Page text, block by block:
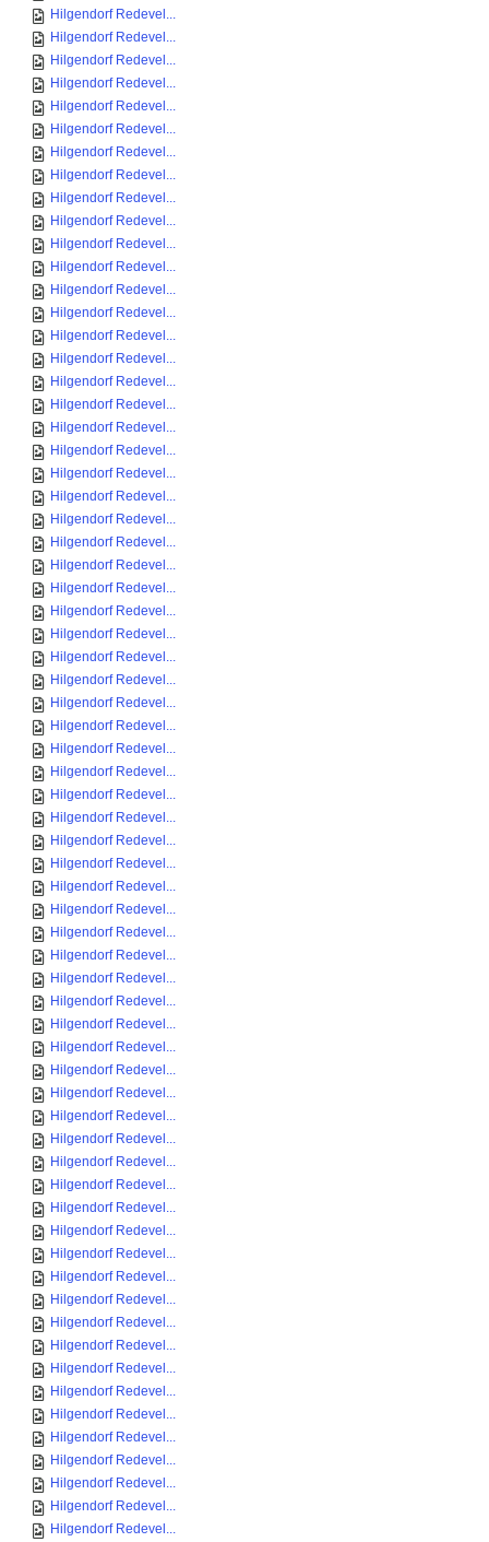
Hilgendorf Redevel...
Hilgendorf Redevel...
Hilgendorf Redevel...
Hilgendorf Redevel...
Hilgendorf Redevel...
Hilgendorf Redevel...
Hilgendorf Redevel...
Hilgendorf Redevel...
Hilgendorf Redevel...
Hilgendorf Redevel...
Hilgendorf Redevel...
Hilgendorf Redevel...
Hilgendorf Redevel...
Hilgendorf Redevel...
Hilgendorf Redevel...
Hilgendorf Redevel...
Hilgendorf Redevel...
Hilgendorf Redevel...
Hilgendorf Redevel...
Hilgendorf Redevel...
Hilgendorf Redevel...
Hilgendorf Redevel...
Hilgendorf Redevel...
Hilgendorf Redevel...
Hilgendorf Redevel...
Hilgendorf Redevel...
Hilgendorf Redevel...
Hilgendorf Redevel...
Hilgendorf Redevel...
Hilgendorf Redevel...
Hilgendorf Redevel...
Hilgendorf Redevel...
Hilgendorf Redevel...
Hilgendorf Redevel...
Hilgendorf Redevel...
Hilgendorf Redevel...
Hilgendorf Redevel...
Hilgendorf Redevel...
Hilgendorf Redevel...
Hilgendorf Redevel...
Hilgendorf Redevel...
Hilgendorf Redevel...
Hilgendorf Redevel...
Hilgendorf Redevel...
Hilgendorf Redevel...
Hilgendorf Redevel...
Hilgendorf Redevel...
Hilgendorf Redevel...
Hilgendorf Redevel...
Hilgendorf Redevel...
Hilgendorf Redevel...
Hilgendorf Redevel...
Hilgendorf Redevel...
Hilgendorf Redevel...
Hilgendorf Redevel...
Hilgendorf Redevel...
Hilgendorf Redevel...
Hilgendorf Redevel...
Hilgendorf Redevel...
Hilgendorf Redevel...
Hilgendorf Redevel...
Hilgendorf Redevel...
Hilgendorf Redevel...
Hilgendorf Redevel...
Hilgendorf Redevel...
Hilgendorf Redevel...
Hilgendorf Redevel...